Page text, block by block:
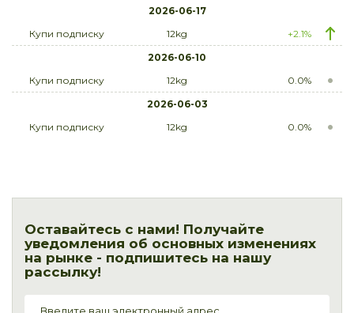
2026-06-17
Купи подписку
12kg
+2.1%
2026-06-10
Купи подписку
12kg
0.0%
2026-06-03
Купи подписку
12kg 0.0%
Оставайтесь с нами! Получайте
уведомления об основных изменениях
на рынке - подпишитесь на нашу
рассылку!